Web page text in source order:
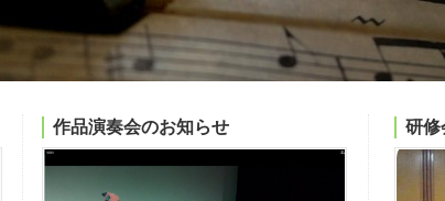
作品演奏会のお知らせ 研修